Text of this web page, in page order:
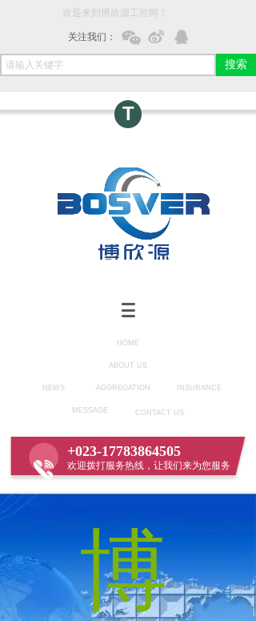
AGGREGATION INSURANCE
CONTACT US
MESSAGE
HOME
T
ABOUT US
关注我们：
欢迎来到博欣源工控网！
搜索
NEWS
+023-17783864505
欢迎拨打服务热线，让我们来为您服务
博